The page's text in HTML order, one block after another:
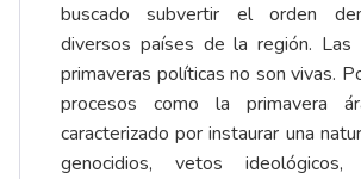
buscado subvertir el orden
diversos países de la región.
primaveras políticas no son vivas.
procesos como la primavera
caracterizado por instaurar una
genocidios, vetos ideológicos,